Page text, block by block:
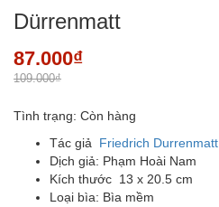
Dürrenmatt
87.000₫
109.000₫
Tình trạng: Còn hàng
Tác giả Friedrich Durrenmatt
Dịch giả: Phạm Hoài Nam
Kích thước 13 x 20.5 cm
Loại bìa: Bìa mềm